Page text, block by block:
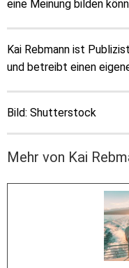
eine Meinung bilden
Kai Rebmann ist
und betreibt einen
Bild: Shutterstock
Mehr von Kai